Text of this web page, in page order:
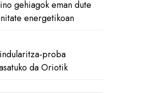
gehiagok eman dute
energetikoan
proba
da Oriotik